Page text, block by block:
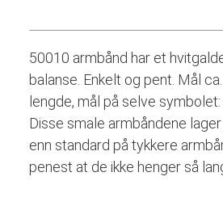
50010 armbånd har et
balanse. Enkelt og pent. Mål
lengde, mål på selve symbolet:
Disse smale armbåndene
enn standard på tykkere
penest at de ikke henger så